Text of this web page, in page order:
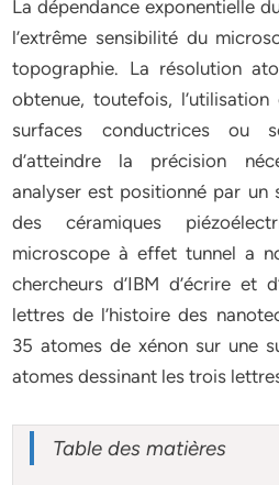
La dépendance exponentielle
l’extrême sensibilité du
topographie. La résolution
obtenue, toutefois,
surfaces conductrices ou
d’atteindre la précision
analyser est positionné par un
des céramiques
microscope à effet tunnel a
chercheurs d’IBM d’écrire et
lettres de l’histoire des
35 atomes de xénon sur une
atomes dessinant les trois
Table des matières